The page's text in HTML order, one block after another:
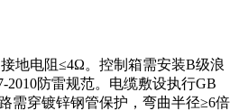
地电阻≤4Ω。控制箱需安装B级浪
2010防雷规范。电缆敷设执行GB
需穿镀锌钢管保护，弯曲半径≥6倍